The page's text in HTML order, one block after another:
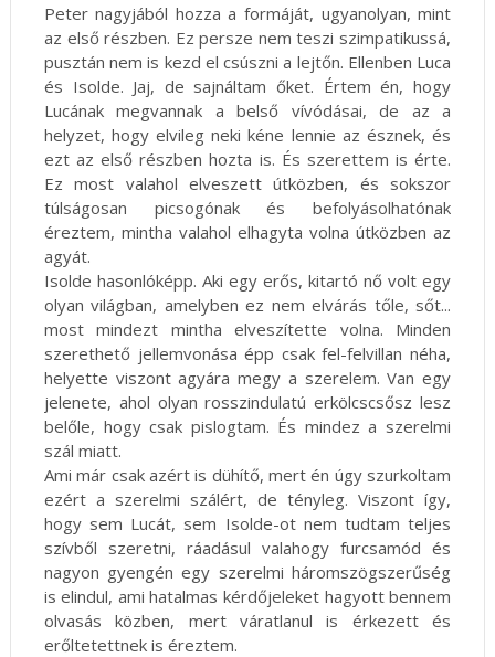
Peter nagyjából hozza a formáját, ugyanolyan, mint
az első részben. Ez persze nem teszi szimpatikussá,
pusztán nem is kezd el csúszni a lejtőn. Ellenben Luca
és Isolde. Jaj, de sajnáltam őket. Értem én, hogy
Lucának megvannak a belső vívódásai, de az a
helyzet, hogy elvileg neki kéne lennie az észnek, és
ezt az első részben hozta is. És szerettem is érte.
Ez most valahol elveszett útközben, és sokszor
túlságosan picsogónak és befolyásolhatónak
éreztem, mintha valahol elhagyta volna útközben az
agyát.
Isolde hasonlóképp. Aki egy erős, kitartó nő volt egy
olyan világban, amelyben ez nem elvárás tőle, sőt...
most mindezt mintha elveszítette volna. Minden
szerethető jellemvonása épp csak fel-felvillan néha,
helyette viszont agyára megy a szerelem. Van egy
jelenete, ahol olyan rosszindulatú erkölcscsősz lesz
belőle, hogy csak pislogtam. És mindez a szerelmi
szál miatt.
Ami már csak azért is dühítő, mert én úgy szurkoltam
ezért a szerelmi szálért, de tényleg. Viszont így,
hogy sem Lucát, sem Isolde-ot nem tudtam teljes
szívből szeretni, ráadásul valahogy furcsamód és
nagyon gyengén egy szerelmi háromszögszerűség
is elindul, ami hatalmas kérdőjeleket hagyott bennem
olvasás közben, mert váratlanul is érkezett és
erőltetettnek is éreztem.